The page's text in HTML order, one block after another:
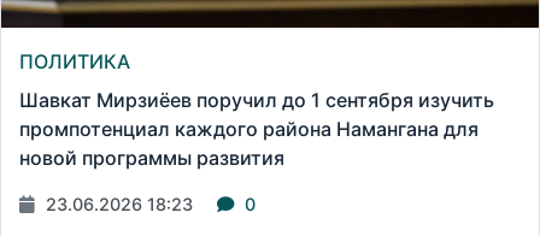
ПОЛИТИКА
Шавкат Мирзиёев поручил до 1 сентября изучить
промпотенциал каждого района Намангана для
новой программы развития
23.06.2026 18:23 0